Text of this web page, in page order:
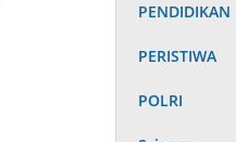
PENDIDIKAN
PERISTIWA
POLRI